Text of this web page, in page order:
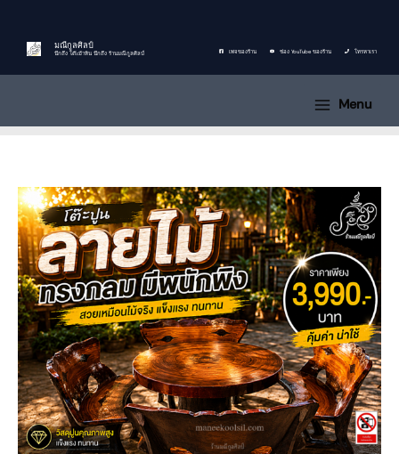
content
มณีกูลศิลป์
นึกถึง โต๊ะม้าหิน นึกถึง ร้านมณีกูลศิลป์ เพจของร้าน ช่อง YouTube ของร้าน โทรหาเรา
Menu
was:
ปูน
พิง